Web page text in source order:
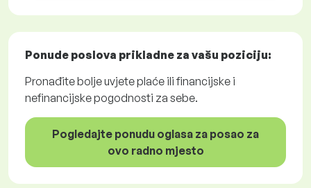
Ponude poslova prikladne za vašu poziciju:
Pronađite bolje uvjete plaće ili financijske i
nefinancijske pogodnosti za sebe.
Pogledajte ponudu oglasa za posao za
ovo radno mjesto